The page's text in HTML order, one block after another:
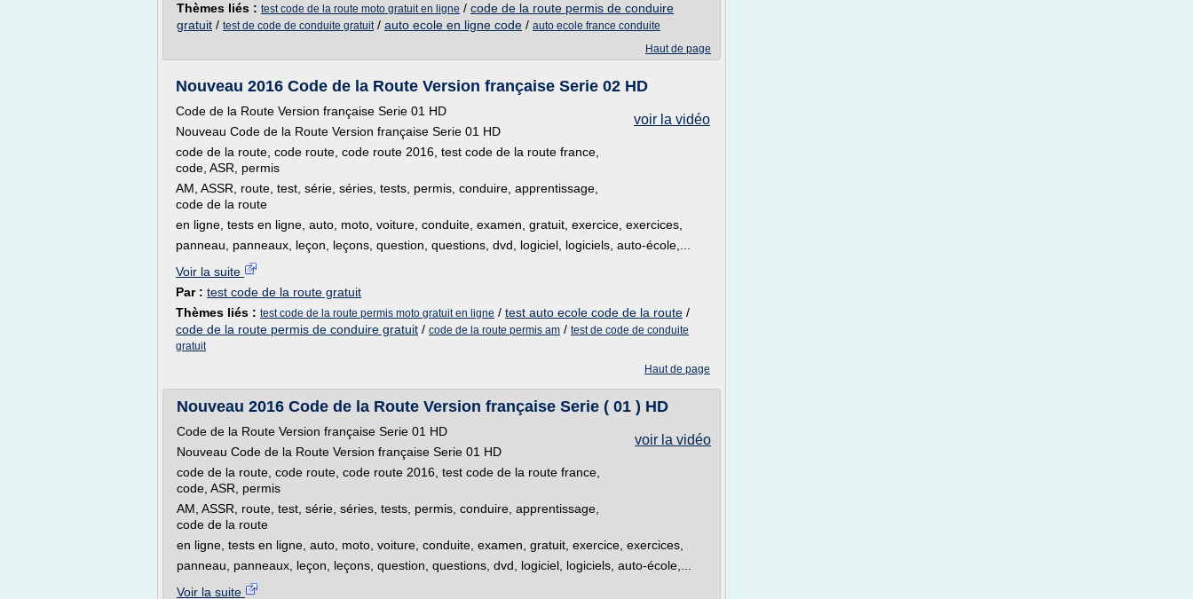
Thèmes liés : test code de la route moto gratuit en ligne / code de la route permis de conduire
gratuit / test de code de conduite gratuit/ auto ecole en ligne code / auto ecole france conduite
Haut de page
Nouveau 2016 Code de la Route Version française Serie 02 HD
voir la vidéo
Code de la Route Version française Serie 01 HD
Nouveau Code de la Route Version française Serie 01 HD
code de la route, code route, code route 2016, test code de la route france,
code, ASR, permis
AM, ASSR, route, test, série, séries, tests, permis, conduire, apprentissage,
code de la route
en ligne, tests en ligne, auto, moto, voiture, conduite, examen, gratuit, exercice, exercices,
panneau, panneaux, leçon, leçons, question, questions, dvd, logiciel, logiciels, auto-école,...
Voir la suite
Par : test code de la route gratuit
Thèmes liés : test code de la route permis moto gratuit en ligne / test auto ecole code de la route /
code de la route permis de conduire gratuit / code de la route permis am / test de code de conduite
gratuit
Haut de page
Nouveau 2016 Code de la Route Version française Serie ( 01 ) HD
voir la vidéo
Code de la Route Version française Serie 01 HD
Nouveau Code de la Route Version française Serie 01 HD
code de la route, code route, code route 2016, test code de la route france,
code, ASR, permis
AM, ASSR, route, test, série, séries, tests, permis, conduire, apprentissage,
code de la route
en ligne, tests en ligne, auto, moto, voiture, conduite, examen, gratuit, exercice, exercices,
panneau, panneaux, leçon, leçons, question, questions, dvd, logiciel, logiciels, auto-école,...
Voir la suite